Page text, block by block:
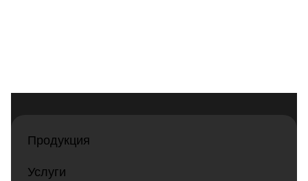
Продукция
Услуги